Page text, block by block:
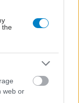
the
web or